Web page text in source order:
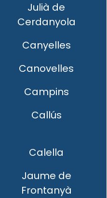
Julià de
Cerdanyola
Canyelles
Canovelles
Campins
Callús
Calella
Jaume de
Frontanyà